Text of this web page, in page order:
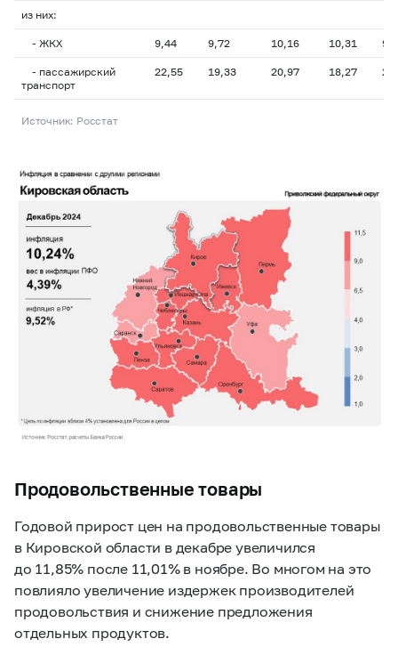
из них:
- ЖКХ 9,44 9,72 10,16 10,31
- пассажирский
транспорт
22,55 19,33 20,97 18,27
Источник: Росстат
Продовольственные товары
Годовой прирост цен на продовольственные товары
в Кировской области в декабре увеличился
до 11,85% после 11,01% в ноябре. Во многом на это
повлияло увеличение издержек производителей
продовольствия и снижение предложения
отдельных продуктов.